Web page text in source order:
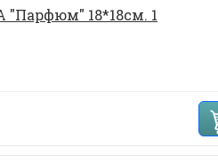
"Парфюм" 18*18см. 1